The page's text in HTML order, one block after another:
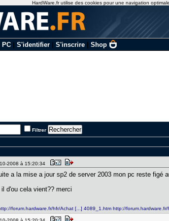
PC| S'identifier| S'inscrire| Shop
Filtrer
2008 à 15:20:34
a la mise a jour sp2 de server 2003 mon pc reste
d'ou cela vient?? merci
forum.hardware.fr/hfr/Achat [...] 4089_1.htm http://
HardWare.fr utilise des cookies pour une navigation